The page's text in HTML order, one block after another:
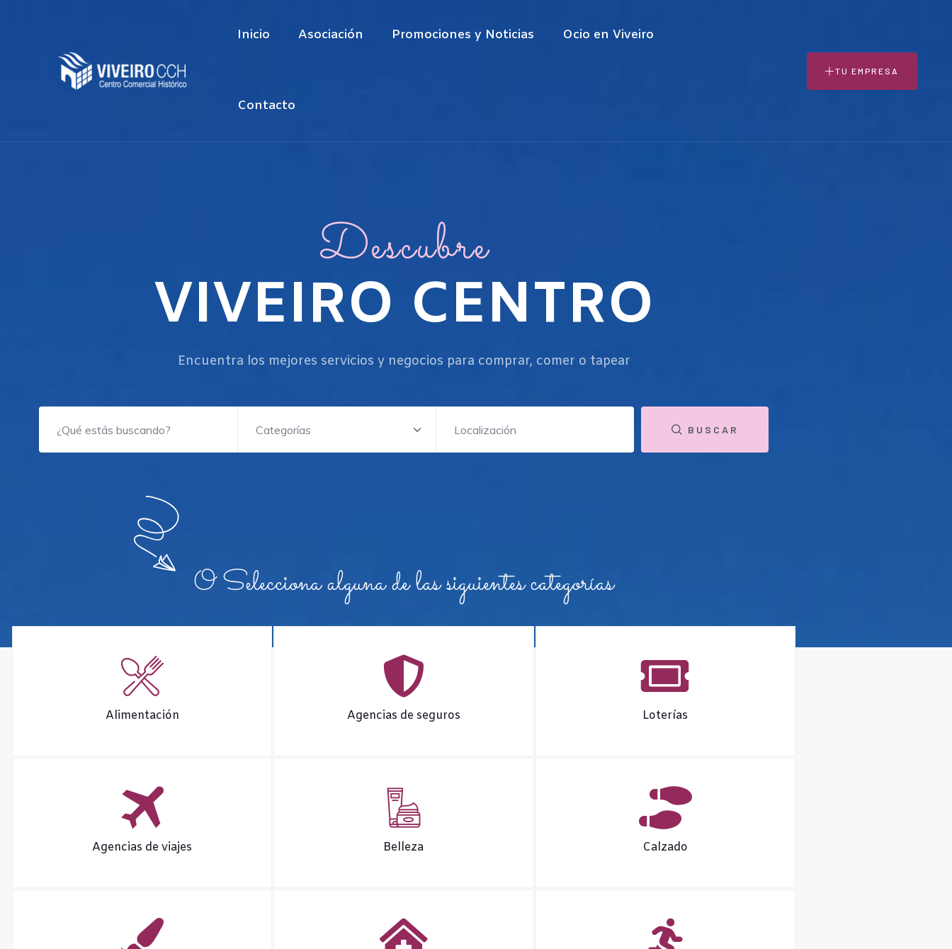
Inicio Asociación Promociones y Noticias Ocio en Viveiro
Contacto
TU EMPRESA
Descubre
VIVEIRO CENTRO
Encuentra los mejores servicios y negocios para comprar, comer o tapear
BUSCAR
O Selecciona alguna de las siguientes categorías
Alimentación Agencias de seguros Loterías
Agencias de viajes Belleza Calzado